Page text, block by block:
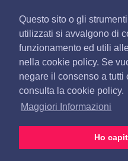
Questo sito o gli
utilizzati si avvalgono di
funzionamento ed utili
nella cookie policy. Se
negare il consenso a tutti
consulta la cookie policy.
Maggiori Informazioni
Ho
REDAZIONE PUBBLICITÀ